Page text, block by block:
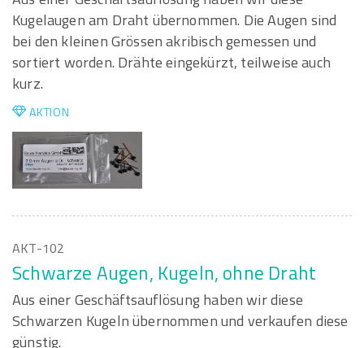
Kugelaugen am Draht übernommen. Die Augen sind
bei den kleinen Grössen akribisch gemessen und
sortiert worden. Drähte eingekürzt, teilweise auch
kurz.
AKTION
AKT-102
Schwarze Augen, Kugeln, ohne Draht
Aus einer Geschäftsauflösung haben wir diese
Schwarzen Kugeln übernommen und verkaufen diese
günstig.